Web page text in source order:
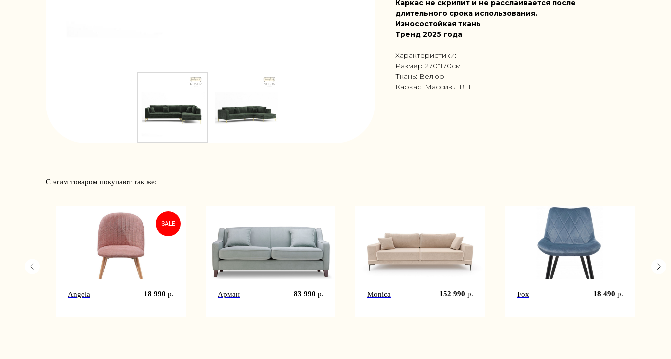
Каркас не скрипит и не расслаивается после
длительного срока использования.
Износостойкая ткань
Тренд 2025 года
Характеристики:
Размер 270*170см
Ткань: Велюр
Каркас: Массив,ДВП
С этим товаром покупают так же:
SALE
Angela 18 990 р. Арман 83 990 р. Monica 152 990 р. Fox 18 490 р.